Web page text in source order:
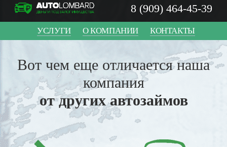
УСЛУГИ О КОМПАНИИ КОНТАКТЫ
8 (909) 464-45-39
Вот чем еще отличается наша
компания
от других автозаймов